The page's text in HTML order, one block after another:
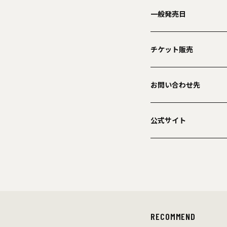
一般発売日
チケット販売
お問い合わせ先
公式サイト
RECOMMEND